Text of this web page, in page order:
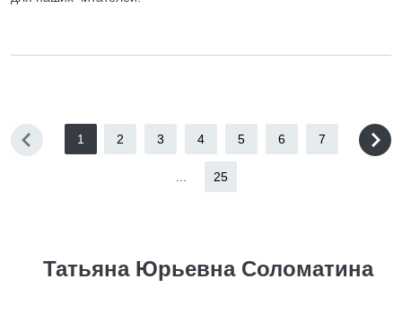
1 2 3 4 5 6 7
25
Татьяна Юрьевна Соломатина